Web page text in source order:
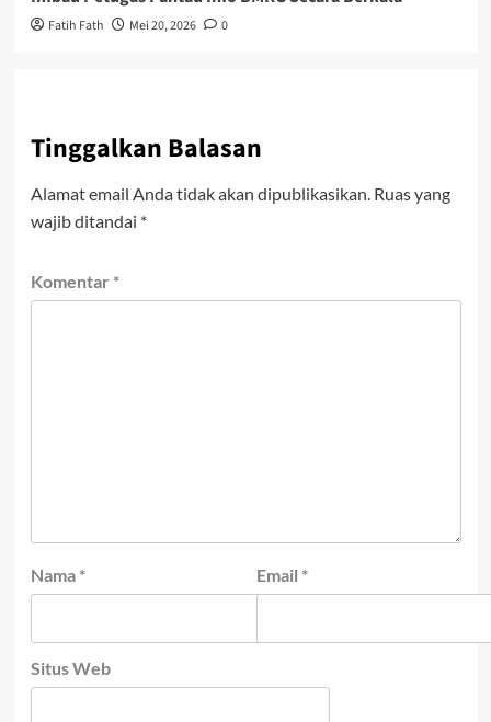
Fatih Fath Mei 20, 2026 0
Tinggalkan Balasan
Alamat email Anda tidak akan dipublikasikan. Ruas yang
wajib ditandai *
Komentar *
Nama * Email *
Situs Web